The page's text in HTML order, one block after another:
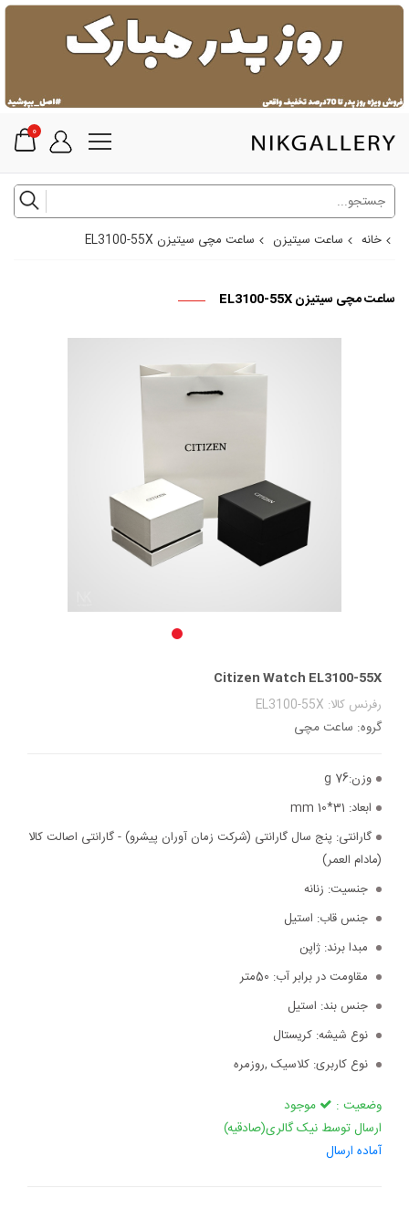
0
خانه ساعت سیتیزن ساعت مچی سیتیزن EL3100-55X
ساعت مچی سیتیزن EL3100-55X
Citizen Watch EL3100-55X
رفرنس کالا: EL3100-55X
گروه: ساعت مچی
وزن:76 g
ابعاد:
گارانتی: پنج سال گارانتی (شرکت زمان آوران پیشرو) - گارانتی اصالت کالا
(مادام العمر)
جنسیت: زنانه
جنس قاب: استیل
مبدا برند: ژاپن
مقاومت در برابر آب: 50متر
جنس بند: استیل
نوع شیشه: کریستال
نوع کاربری: کلاسیک ,روزمره
وضعیت :
موجود
ارسال توسط نیک گالری(صادقیه)
آماده ارسال